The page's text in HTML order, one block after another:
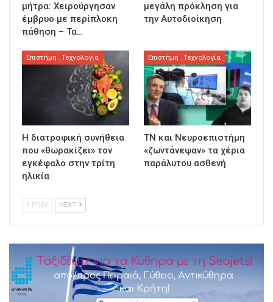
μήτρα: Χειρούργησαν
έμβρυο με περίπλοκη
πάθηση – Τα…
μεγάλη πρόκληση για
την Αυτοδιοίκηση
Επιστήμη _Τεχνολογία
Η διατροφική συνήθεια
που «θωρακίζει» τον
εγκέφαλο στην τρίτη
ηλικία
Επιστήμη _Τεχνολογία
ΤΝ και Νευροεπιστήμη
«ζωντάνεψαν» τα χέρια
παράλυτου ασθενή
PREV NEXT